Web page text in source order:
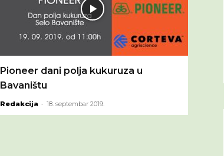
Pioneer dani polja kukuruza u
Bavaništu
Redakcija - 18. septembar 2019.